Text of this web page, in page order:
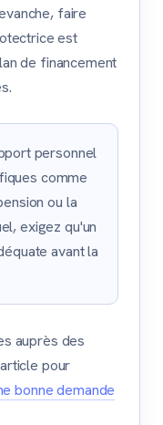
faire
est
de financement
personnel
comme
ou la
exigez qu'un
avant la
auprès des
pour
bonne demande